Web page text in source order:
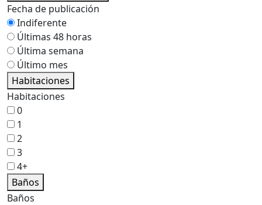
Fecha de publicación
Indiferente
Últimas 48 horas
Última semana
Último mes
Habitaciones
Habitaciones
0
1
2
3
4+
Baños
Baños